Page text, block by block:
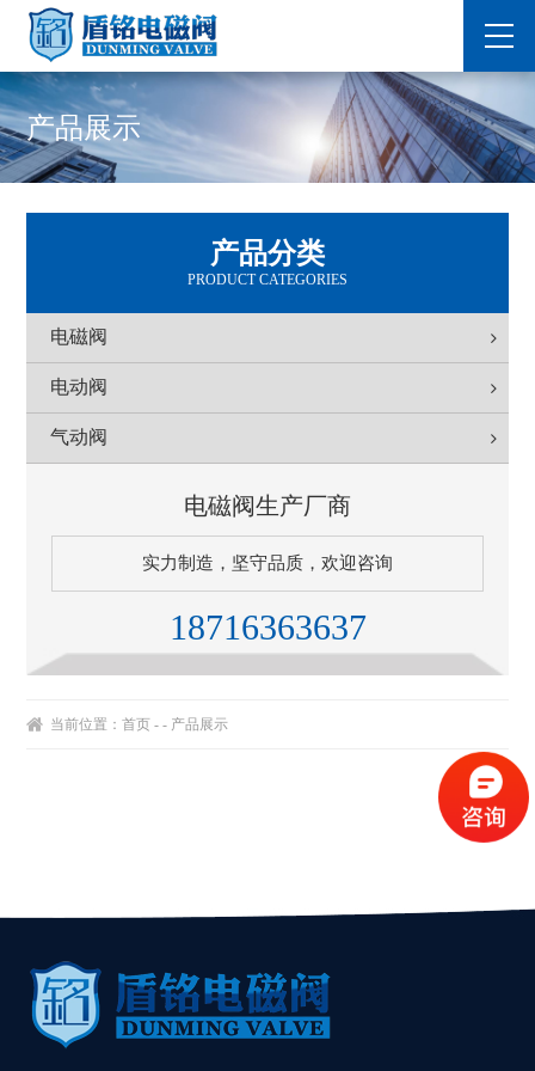
产品展示
产品分类
PRODUCT CATEGORIES
电磁阀
电动阀
气动阀
电磁阀生产厂商
实力制造，坚守品质，欢迎咨询
18716363637
当前位置：首页 - - 产品展示